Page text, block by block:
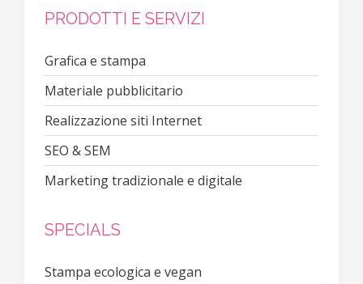
PRODOTTI E SERVIZI
Grafica e stampa
Materiale pubblicitario
Realizzazione siti Internet
SEO & SEM
Marketing tradizionale e digitale
SPECIALS
Stampa ecologica e vegan